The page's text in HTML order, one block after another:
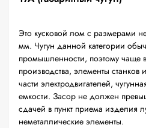
Это кусковой лом с размерами
мм. Чугун данной категории
промышленности, поэтому чаще
производства, элементы
части электродвигателей,
емкости. Засор не должен
сдачей в пункт приема изделия
неметаллические элементы.